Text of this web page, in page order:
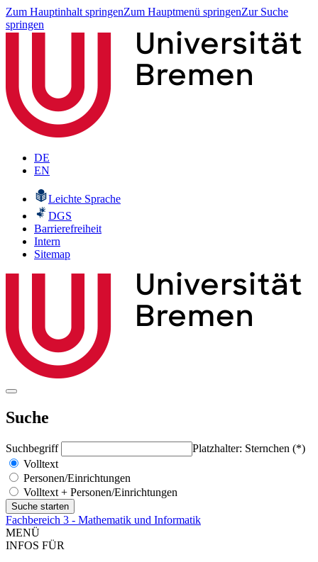
Zum Hauptinhalt springenZum Hauptmenü springenZur Suche
springen
DE
EN
Leichte Sprache
DGS
Barrierefreiheit
Intern
Sitemap
Suche
Suchbegriff
Platzhalter: Sternchen (*)
Volltext
Personen/Einrichtungen
Volltext + Personen/Einrichtungen
Fachbereich 3 - Mathematik und Informatik
MENÜ
INFOS FÜR